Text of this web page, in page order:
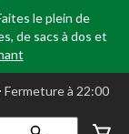
le plein de
de sacs à dos et
⋅ Fermeture à 22:00